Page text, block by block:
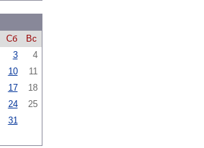
Сб
Вс
3
4
10
11
17
18
24
25
31